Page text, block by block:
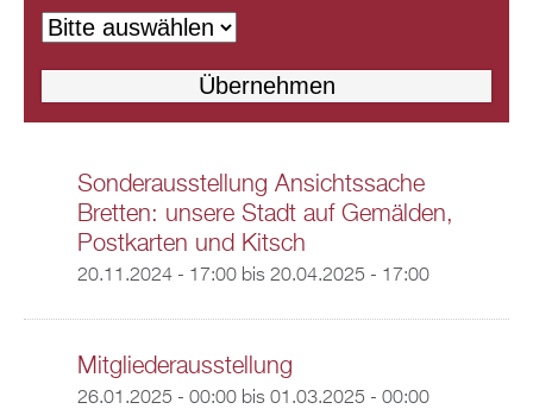
Sonderausstellung Ansichtssache
Bretten: unsere Stadt auf Gemälden,
Postkarten und Kitsch
20.11.2024 - 17:00bis 20.04.2025 - 17:00
Mitgliederausstellung
26.01.2025 - 00:00bis 01.03.2025 - 00:00